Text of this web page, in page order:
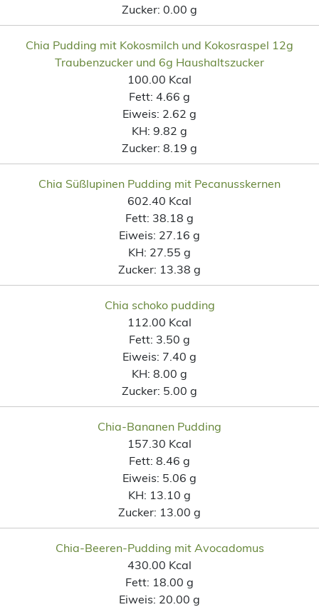
Zucker: 0.00 g
Chia Pudding mit Kokosmilch und Kokosraspel 12g
Traubenzucker und 6g Haushaltszucker
100.00 Kcal
Fett: 4.66 g
Eiweis: 2.62 g
KH: 9.82 g
Zucker: 8.19 g
Chia Süßlupinen Pudding mit Pecanusskernen
602.40 Kcal
Fett: 38.18 g
Eiweis: 27.16 g
KH: 27.55 g
Zucker: 13.38 g
Chia schoko pudding
112.00 Kcal
Fett: 3.50 g
Eiweis: 7.40 g
KH: 8.00 g
Zucker: 5.00 g
Chia-Bananen Pudding
157.30 Kcal
Fett: 8.46 g
Eiweis: 5.06 g
KH: 13.10 g
Zucker: 13.00 g
Chia-Beeren-Pudding mit Avocadomus
430.00 Kcal
Fett: 18.00 g
Eiweis: 20.00 g